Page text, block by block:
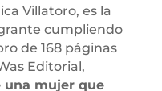
Villatoro, es la
cumpliendo
de 168 páginas
Editorial,
una mujer que